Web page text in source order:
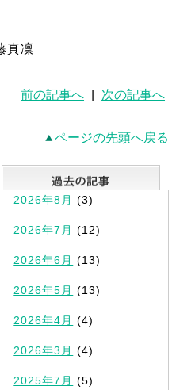
真凜
前の記事へ 次の記事へ
ページの先頭へ戻る
最新記事一覧
2026年8月 (3)
2026年7月 (12)
2026年6月 (13)
2026年5月 (13)
2026年4月 (4)
2026年3月 (4)
2025年7月 (5)